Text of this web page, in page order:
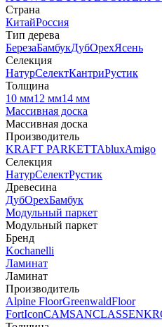
Страна
КитайРоссия
Тип дерева
БерезаБамбукДубОрехЯсень
Селекция
НатурСелектКантриРустик
Толщина
10 мм12 мм14 мм
Массивная доска
Массивная доска
Производитель
KRAFT PARKETTAbluxAmigo
Селекция
НатурСелектРустик
Древесина
ДубОрехБамбук
Модульный паркет
Модульный паркет
Бренд
Kochanelli
Ламинат
Ламинат
Производитель
Alpine FloorGreenwaldFloor
FortIconCAMSANCLASSEN